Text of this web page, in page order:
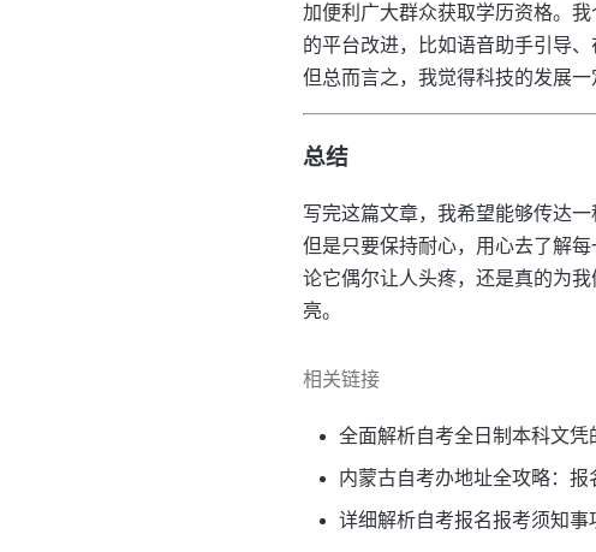
加便利广大群众获取学历资格。
的平台改进，比如语音助手引导
但总而言之，我觉得科技的发展
总结
写完这篇文章，我希望能够传达
但是只要保持耐心，用心去了解
论它偶尔让人头疼，还是真的为
亮。
相关链接
全面解析自考全日制本科文
内蒙古自考办地址全攻略：报
详细解析自考报名报考须知事